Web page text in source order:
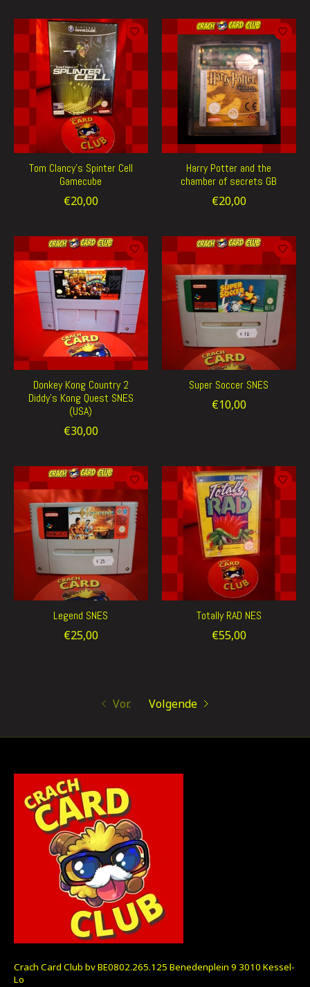
Tom Clancy's Spinter Cell
Gamecube
€20,00
Harry Potter and the
chamber of secrets GB
€20,00
Donkey Kong Country 2
Diddy's Kong Quest SNES
(USA)
€30,00
Super Soccer SNES
€10,00
Legend SNES
€25,00
Totally RAD NES
€55,00
Vor. Volgende
Crach Card Club bv BE0802.265.125 Benedenplein 9 3010 Kessel-
Lo